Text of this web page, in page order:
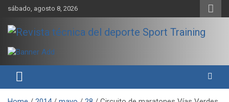
Skip
content
sábado, agosto 8, 2026
Revista técnica del deporte
Sport Training
rendimiento, nutrición y entrenamiento.